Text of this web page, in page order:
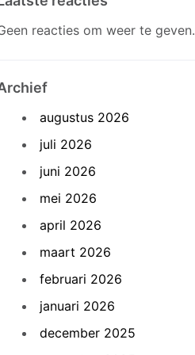
reacties om weer te geven.
augustus 2026
juli 2026
juni 2026
mei 2026
april 2026
maart 2026
februari 2026
januari 2026
december 2025